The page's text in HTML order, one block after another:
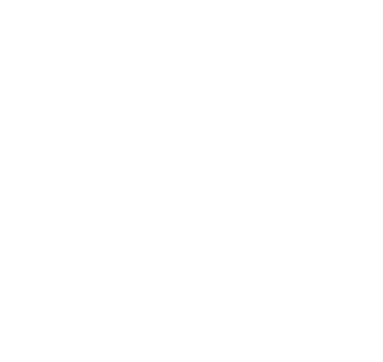
dan kode etik notaris, serta
telah dan yang akan
sebagai anggota biasa (Dari
dengan mengajukan
pengda di tempat
dan menyerahkan
oleh pengda dengan